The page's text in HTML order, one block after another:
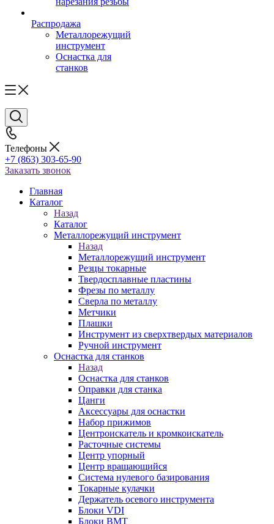
Распродажа
Металлорежущий
инструмент
Оснастка для
станков
Телефоны
+7 (863) 303-65-90
Заказать звонок
Главная
Каталог
Назад
Каталог
Металлорежущий инструмент
Назад
Металлорежущий инструмент
Резцы токарные
Твердосплавные пластины
Фрезы по металлу
Сверла по металлу
Метчики
Плашки
Инструмент из сверхтвердых материалов
Ручной инструмент
Оснастка для станков
Назад
Оснастка для станков
Оправки для станка
Цанги
Аксессуары для оснастки
Набор прижимов
Центроискатель и кромкоискатель
Расточные системы
Центр упорный
Центр вращающийся
Система нулевого базирования
Токарные кулачки
Держатель осевого инструмента
Блоки VDI
Блоки BMT